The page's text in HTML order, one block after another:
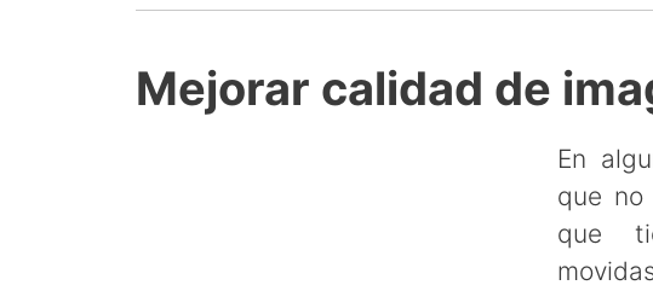
Mejorar calidad de
En
que no
que